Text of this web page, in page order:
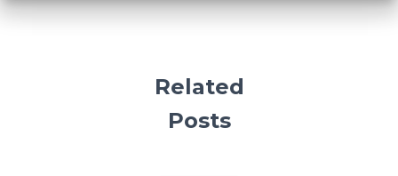
Related
Posts